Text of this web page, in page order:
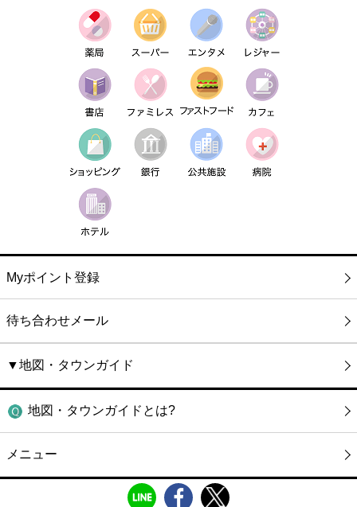
Myポイント登録
待ち合わせメール
▼地図・タウンガイド
地図・タウンガイドとは?
メニュー